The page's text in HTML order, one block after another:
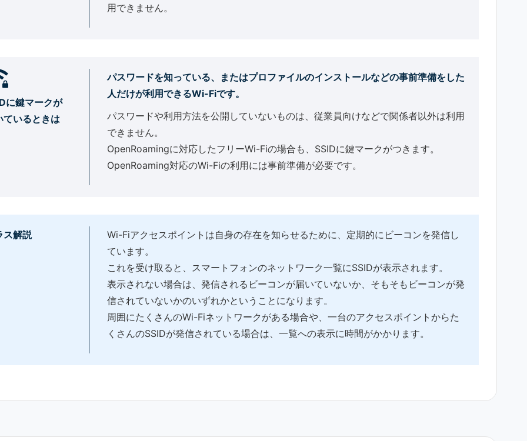
用できません。
に鍵マークが
ているときは
パスワードを知っている、またはプロファイルのインストールなどの事前準備をした
人だけが利用できるWi-Fiです。
パスワードや利用方法を公開していないものは、従業員向けなどで関係者以外は利用
できません。
OpenRoamingに対応したフリーWi-Fiの場合も、SSIDに鍵マークがつきます。
OpenRoaming対応のWi-Fiの利用には事前準備が必要です。
ス解説
Wi-Fiアクセスポイントは自身の存在を知らせるために、定期的にビーコンを発信し
ています。
これを受け取ると、スマートフォンのネットワーク一覧にSSIDが表示されます。
表示されない場合は、発信されるビーコンが届いていないか、そもそもビーコンが発
信されていないかのいずれかということになります。
周囲にたくさんのWi-Fiネットワークがある場合や、一台のアクセスポイントからた
くさんのSSIDが発信されている場合は、一覧への表示に時間がかかります。